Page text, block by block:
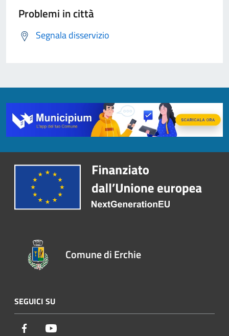
Problemi in città
Segnala disservizio
Comune di Erchie
SEGUICI SU
Facebook